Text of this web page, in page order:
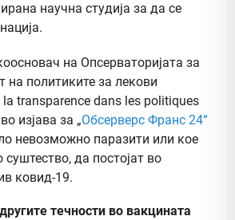
научна студија за да се
на Опсерваторијата за
на политиките за лекови
la transparence dans les politiques
изјава за „Обсерверс Франс 24“
невозможно паразити или кое
да постојат во
ковид-19.
течности во вакцината